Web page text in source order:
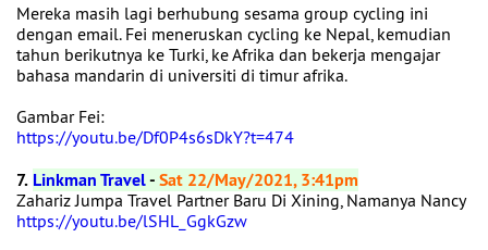
Mereka masih lagi berhubung sesama group cycling ini
dengan email. Fei meneruskan cycling ke Nepal, kemudian
tahun berikutnya ke Turki, ke Afrika dan bekerja mengajar
bahasa mandarin di universiti di timur afrika.
Gambar Fei:
https://youtu.be/Df0P4s6sDkY?t=474
7. Linkman Travel-Sat 22/May/2021, 3:41pm
Zahariz Jumpa Travel Partner Baru Di Xining, Namanya Nancy
https://youtu.be/lSHL_GgkGzw